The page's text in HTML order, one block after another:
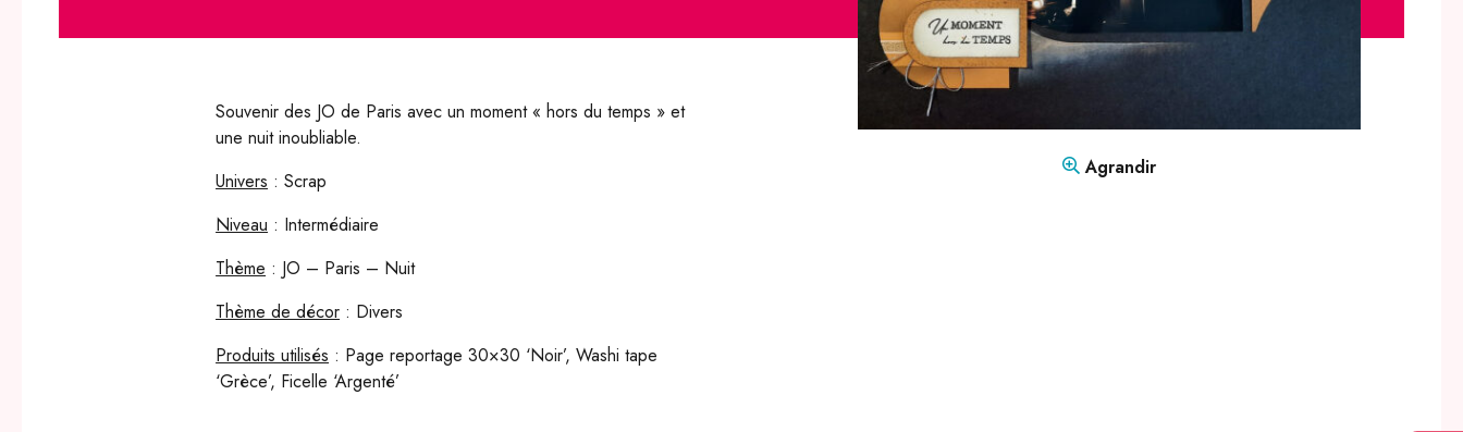
Agrandir
Souvenir des JO de Paris avec un moment « hors du temps » et
une nuit inoubliable.
Univers : Scrap
Niveau : Intermédiaire
Thème : JO – Paris – Nuit
Thème de décor : Divers
Produits utilisés : Page reportage 30×30 ‘Noir’, Washi tape
‘Grèce’, Ficelle ‘Argenté’